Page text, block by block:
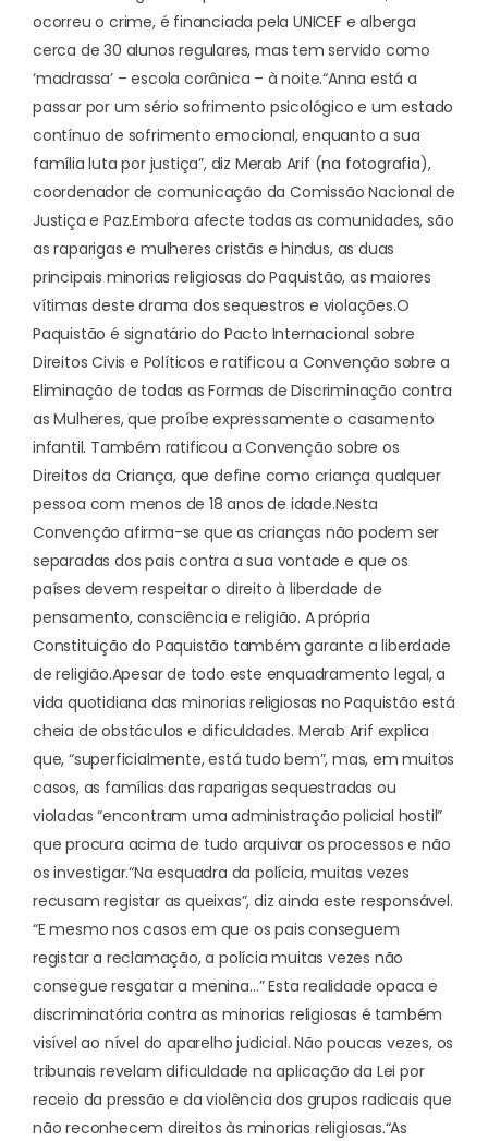
ocorreu o crime, é financiada pela UNICEF e alberga
cerca de 30 alunos regulares, mas tem servido como
‘madrassa’ – escola corânica – à noite.“Anna está a
passar por um sério sofrimento psicológico e um estado
contínuo de sofrimento emocional, enquanto a sua
família luta por justiça”, diz Merab Arif (na fotografia),
coordenador de comunicação da Comissão Nacional de
Justiça e Paz.Embora afecte todas as comunidades, são
as raparigas e mulheres cristãs e hindus, as duas
principais minorias religiosas do Paquistão, as maiores
vítimas deste drama dos sequestros e violações.O
Paquistão é signatário do Pacto Internacional sobre
Direitos Civis e Políticos e ratificou a Convenção sobre a
Eliminação de todas as Formas de Discriminação contra
as Mulheres, que proíbe expressamente o casamento
infantil. Também ratificou a Convenção sobre os
Direitos da Criança, que define como criança qualquer
pessoa com menos de 18 anos de idade.Nesta
Convenção afirma-se que as crianças não podem ser
separadas dos pais contra a sua vontade e que os
países devem respeitar o direito à liberdade de
pensamento, consciência e religião. A própria
Constituição do Paquistão também garante a liberdade
de religião.Apesar de todo este enquadramento legal, a
vida quotidiana das minorias religiosas no Paquistão está
cheia de obstáculos e dificuldades. Merab Arif explica
que, “superficialmente, está tudo bem”, mas, em muitos
casos, as famílias das raparigas sequestradas ou
violadas “encontram uma administração policial hostil”
que procura acima de tudo arquivar os processos e não
os investigar.“Na esquadra da polícia, muitas vezes
recusam registar as queixas”, diz ainda este responsável.
“E mesmo nos casos em que os pais conseguem
registar a reclamação, a polícia muitas vezes não
consegue resgatar a menina…” Esta realidade opaca e
discriminatória contra as minorias religiosas é também
visível ao nível do aparelho judicial. Não poucas vezes, os
tribunais revelam dificuldade na aplicação da Lei por
receio da pressão e da violência dos grupos radicais que
não reconhecem direitos às minorias religiosas.“As